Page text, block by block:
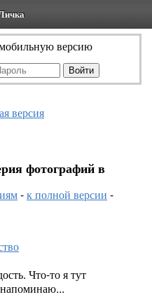
версию
версия
фотографий в
-к полной версии -
Что-то я тут
напоминаю...